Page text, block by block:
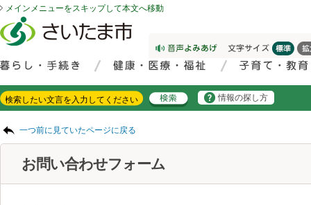
メインメニューをスキップして本文へ移動
情報の探し方
一つ前に見ていたページに戻る
お問い合わせフォーム